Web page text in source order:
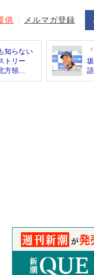
供 メルマガ登録
知らない
トリー
方領...